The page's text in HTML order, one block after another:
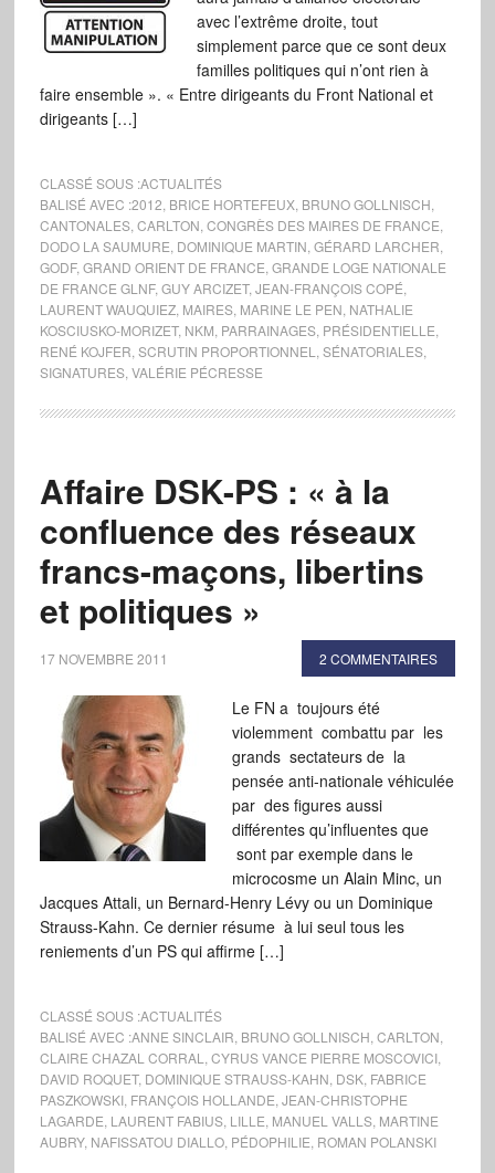
avec l’extrême droite, tout
simplement parce que ce sont deux
familles politiques qui n’ont rien à
faire ensemble ». « Entre dirigeants du Front National et
dirigeants […]
CLASSÉ SOUS :ACTUALITÉS
BALISÉ AVEC :2012 BRICE HORTEFEUX, BRUNO GOLLNISCH
CANTONALES, CARLTON CONGRÈS DES MAIRES DE FRANCE
DODO LA SAUMURE DOMINIQUE MARTIN GÉRARD LARCHER
GODF, GRAND ORIENT DE FRANCE GRANDE LOGE NATIONALE
DE FRANCE GLNF, GUY ARCIZET, JEAN-FRANÇOIS COPÉ
LAURENT WAUQUIEZ, MAIRES, MARINE LE PEN NATHALIE
KOSCIUSKO-MORIZET, NKM PARRAINAGES, PRÉSIDENTIELLE
RENÉ KOJFER SCRUTIN PROPORTIONNEL SÉNATORIALES,
SIGNATURES, VALÉRIE PÉCRESSE
Affaire DSK-PS : « à la
confluence des réseaux
francs-maçons, libertins
et politiques »
17 NOVEMBRE 2011 2 COMMENTAIRES
Le FN a toujours été
violemment combattu par les
grands sectateurs de la
pensée anti-nationale véhiculée
par des figures aussi
différentes qu’influentes que
sont par exemple dans le
microcosme un Alain Minc, un
Jacques Attali, un Bernard-Henry Lévy ou un Dominique
Strauss-Kahn. Ce dernier résume à lui seul tous les
reniements d’un PS qui affirme […]
CLASSÉ SOUS :ACTUALITÉS
BALISÉ AVEC :ANNE SINCLAIR BRUNO GOLLNISCH CARLTON
CLAIRE CHAZAL CORRAL
CYRUS VANCE PIERRE MOSCOVICI,
DAVID ROQUET, DOMINIQUE STRAUSS-KAHN DSK, FABRICE
PASZKOWSKI, FRANÇOIS HOLLANDE JEAN-CHRISTOPHE
LAGARDE LAURENT FABIUS, LILLE MANUEL VALLS, MARTINE
AUBRY, NAFISSATOU DIALLO, PÉDOPHILIE ROMAN POLANSKI